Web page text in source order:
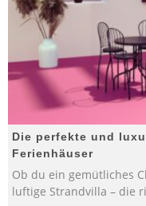
Die perfekte und
Ferienhäuser
Ob du ein gemütliches
luftige Strandvilla – die